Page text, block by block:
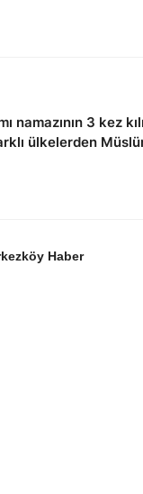
namazının 3 kez
ülkelerden
Haber